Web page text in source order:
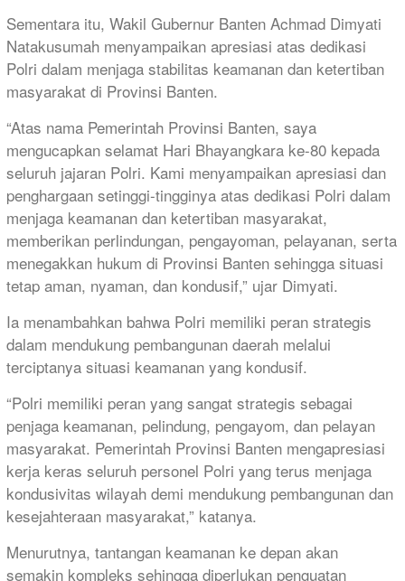
Sementara itu, Wakil Gubernur Banten Achmad Dimyati
Natakusumah menyampaikan apresiasi atas dedikasi
Polri dalam menjaga stabilitas keamanan dan ketertiban
masyarakat di Provinsi Banten.
“Atas nama Pemerintah Provinsi Banten, saya
mengucapkan selamat Hari Bhayangkara ke-80 kepada
seluruh jajaran Polri. Kami menyampaikan apresiasi dan
penghargaan setinggi-tingginya atas dedikasi Polri dalam
menjaga keamanan dan ketertiban masyarakat,
memberikan perlindungan, pengayoman, pelayanan, serta
menegakkan hukum di Provinsi Banten sehingga situasi
tetap aman, nyaman, dan kondusif,” ujar Dimyati.
Ia menambahkan bahwa Polri memiliki peran strategis
dalam mendukung pembangunan daerah melalui
terciptanya situasi keamanan yang kondusif.
“Polri memiliki peran yang sangat strategis sebagai
penjaga keamanan, pelindung, pengayom, dan pelayan
masyarakat. Pemerintah Provinsi Banten mengapresiasi
kerja keras seluruh personel Polri yang terus menjaga
kondusivitas wilayah demi mendukung pembangunan dan
kesejahteraan masyarakat,” katanya.
Menurutnya, tantangan keamanan ke depan akan
semakin kompleks sehingga diperlukan penguatan